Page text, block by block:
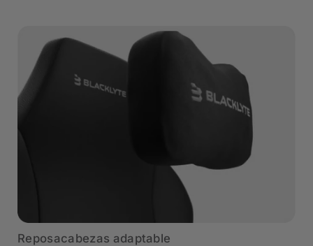
Reposacabezas adaptable